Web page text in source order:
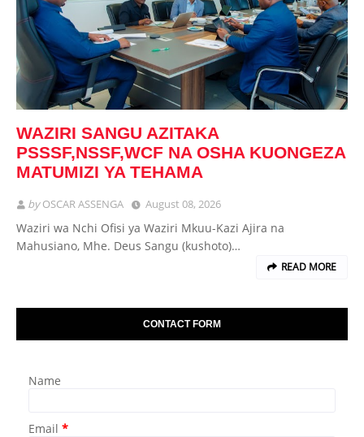
WAZIRI SANGU AZITAKA
PSSSF,NSSF,WCF NA OSHA KUONGEZA
MATUMIZI YA TEHAMA
byOSCAR ASSENGA August 08, 2026
Waziri wa Nchi Ofisi ya Waziri Mkuu-Kazi Ajira na
Mahusiano, Mhe. Deus Sangu (kushoto)…
READ MORE
CONTACT FORM
Name
Email *